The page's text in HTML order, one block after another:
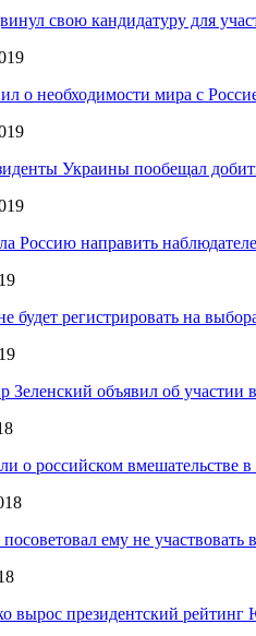
свою кандидатуру для
о необходимости мира с
Украины пообещал
Россию направить
регистрировать на
объявил об участии
о российском вмешательстве
ему не
вырос президентский